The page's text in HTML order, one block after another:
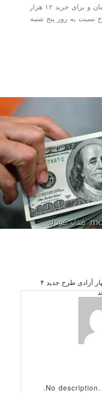
برای فروش ۱۲ هزار و ۶۵۰ تومان و برای خرید ۱۲ هزار
روز پنج شنبه
در بازار آزاد تهران قیمت سكه بهار آزادی طرح جدید ۴
No